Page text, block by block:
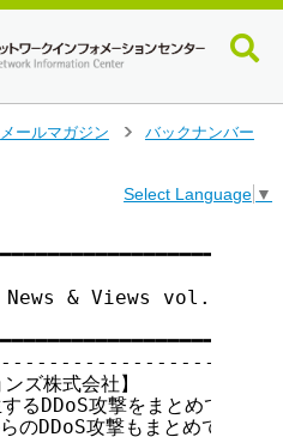
メールマガジン
バックナンバー
Select Language ▼
& Views vol.1549【
ズ株式会社】
るDDoS攻撃をまとめて対策
のDDoS攻撃もまとめて対処